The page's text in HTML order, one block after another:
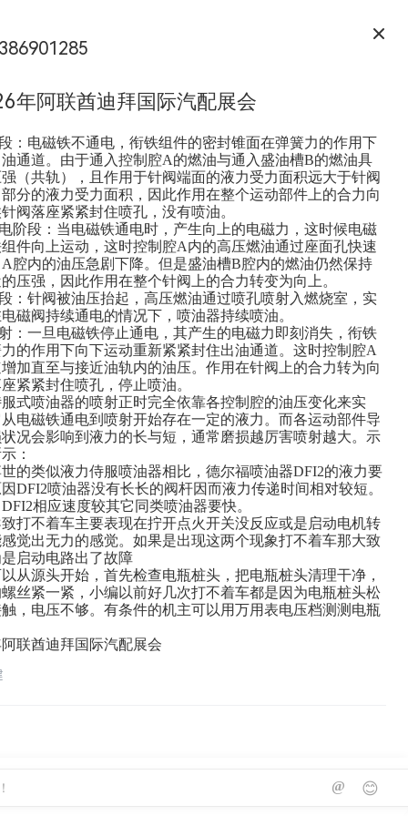
年阿联酋迪拜国际汽配展会
：电磁铁不通电，衔铁组件的密封锥面在弹簧力的作用下
通道。由于通入控制腔A的燃油与通入盛油槽B的燃油具
（共轨），且作用于针阀端面的液力受力面积远大于针阀
分的液力受力面积，因此作用在整个运动部件上的合力向
阀落座紧紧封住喷孔，没有喷油。
阶段：当电磁铁通电时，产生向上的电磁力，这时候电磁
件向上运动，这时控制腔A内的高压燃油通过座面孔快速
腔内的油压急剧下降。但是盛油槽B腔内的燃油仍然保持
压强，因此作用在整个针阀上的合力转变为向上。
：针阀被油压抬起，高压燃油通过喷孔喷射入燃烧室，实
磁阀持续通电的情况下，喷油器持续喷油。
：一旦电磁铁停止通电，其产生的电磁力即刻消失，衔铁
的作用下向下运动重新紧紧封住出油通道。这时控制腔A
加直至与接近油轨内的油压。作用在针阀上的合力转为向
紧紧封住喷孔，停止喷油。
式喷油器的喷射正时完全依靠各控制腔的油压变化来实
电磁铁通电到喷射开始存在一定的液力。而各运动部件导
况会影响到液力的长与短，通常磨损越厉害喷射越大。示
：
的类似液力侍服喷油器相比，德尔福喷油器DFI2的液力要
DFI2喷油器没有长长的阀杆因而液力传递时间相对较短。
相应速度较其它同类喷油器要快。
打不着车主要表现在拧开点火开关没反应或是启动电机转
觉出无力的感觉。如果是出现这两个现象打不着车那大致
启动电路出了故障
从源头开始，首先检查电瓶桩头，把电瓶桩头清理干净，
丝紧一紧，小编以前好几次打不着车都是因为电瓶桩头松
，电压不够。有条件的机主可以用万用表电压档测测电瓶
联酋迪拜国际汽配展会
@ 😊